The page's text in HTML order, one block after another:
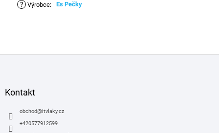
? Výrobce: Es Pečky
Kontakt
obchod@itvlaky.cz
+420577912599